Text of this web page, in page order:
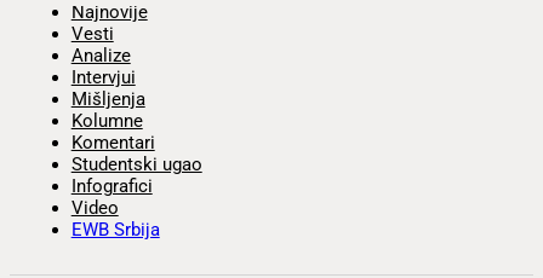
Najnovije
Vesti
Analize
Intervjui
Mišljenja
Kolumne
Komentari
Studentski ugao
Infografici
Video
EWB Srbija